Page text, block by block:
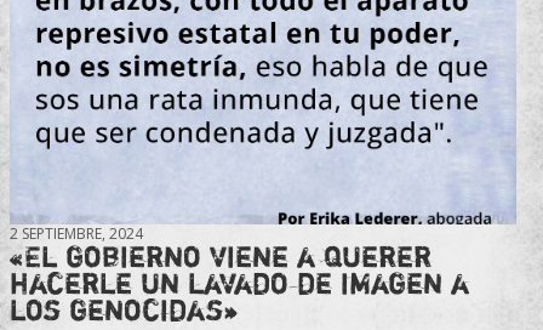
2 SEPTIEMBRE, 2024
«El gobierno viene a querer
hacerle un lavado de imagen a
los genocidas»